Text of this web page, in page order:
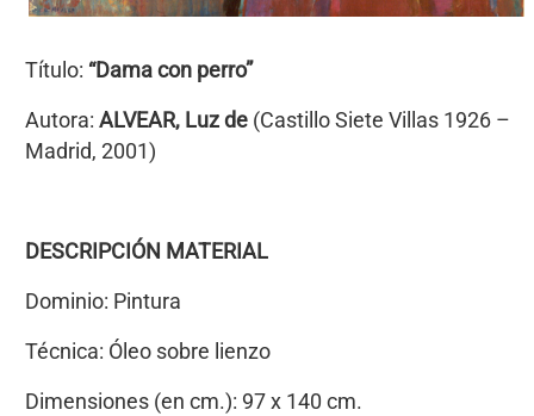
Título: “Dama con perro”
Autora: ALVEAR, Luz de(Castillo Siete Villas 1926 –
Madrid, 2001)
DESCRIPCIÓN MATERIAL
Dominio: Pintura
Técnica: Óleo sobre lienzo
Dimensiones (en cm.): 97 x 140 cm.